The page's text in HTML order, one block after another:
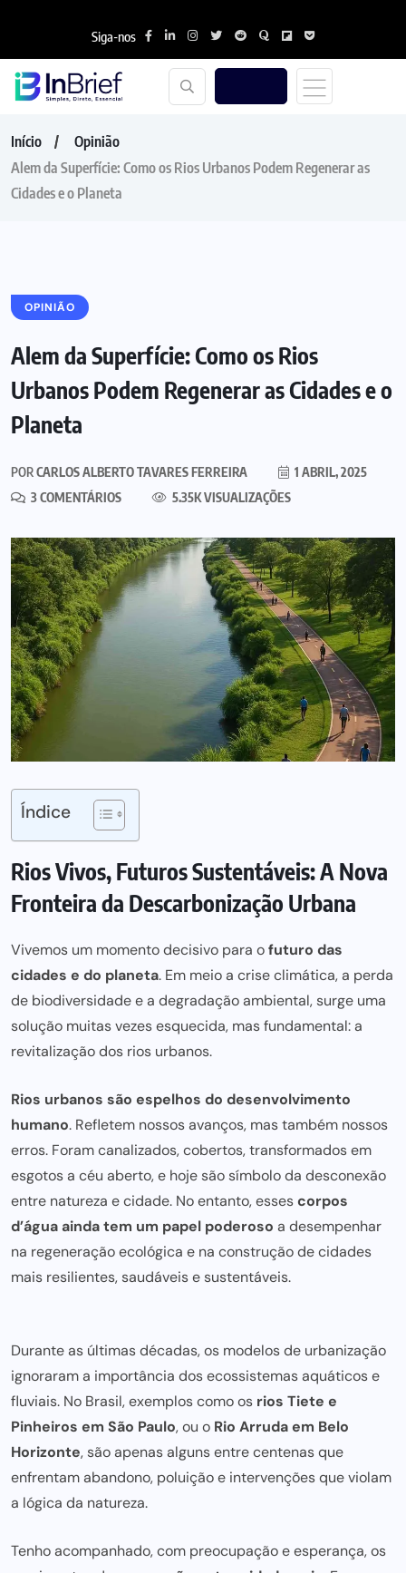
Siga-nos
Início
Opinião
Alem da Superfície: Como os Rios Urbanos Podem Regenerar as
Cidades e o Planeta
OPINIÃO
Alem da Superfície: Como os Rios
Urbanos Podem Regenerar as Cidades e o
Planeta
PORCARLOS ALBERTO TAVARES FERREIRA
1 ABRIL, 2025
3 COMENTÁRIOS
5.35K VISUALIZAÇÕES
Índice
Rios Vivos, Futuros Sustentáveis: A Nova
Fronteira da Descarbonização Urbana
Vivemos um momento decisivo para ofuturo das
cidades e do planeta. Em meio a crise climática, a perda
de biodiversidade e a degradação ambiental, surge uma
solução muitas vezes esquecida, mas fundamental: a
revitalização dos rios urbanos.
Rios urbanos são espelhos do desenvolvimento
humano. Refletem nossos avanços, mas também nossos
erros. Foram canalizados, cobertos, transformados em
esgotos a céu aberto, e hoje são símbolo da desconexão
entre natureza e cidade. No entanto, essescorpos
d’água ainda tem um papel poderoso a desempenhar
na regeneração ecológica e na construção de cidades
mais resilientes, saudáveis e sustentáveis.
Durante as últimas décadas, os modelos de urbanização
ignoraram a importância dos ecossistemas aquáticos e
fluviais. No Brasil, exemplos como os rios Tiete e
Pinheiros em São Paulo, ou o Rio Arruda em Belo
Horizonte, são apenas alguns entre centenas que
enfrentam abandono, poluição e intervenções que violam
a lógica da natureza.
Tenho acompanhado, com preocupação e esperança, os